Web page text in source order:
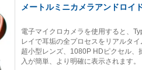
メートルミニカメラアンドロイ
電子マイクロカメラを使用すると、
レイで耳垢の全プロセスをリアルタ
超小型レンズ、1080P HDピクセル
入が簡単、より明確に表示されます。